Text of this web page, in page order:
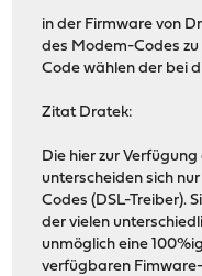
in der Firmware von
des Modem-Codes
Code wählen der bei
Zitat Dratek:
Die hier zur
unterscheiden sich
Codes (DSL-Treiber).
der vielen
unmöglich eine
verfügbaren